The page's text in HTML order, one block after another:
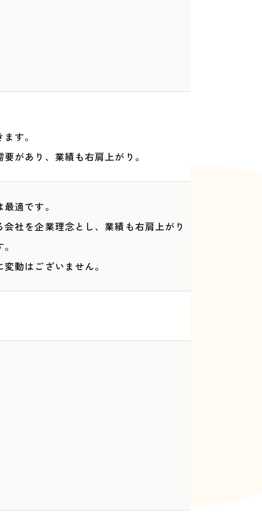
す。
があり、業績も右肩上がり。
適です。
社を企業理念とし、業績も右肩上がり
動はございません。